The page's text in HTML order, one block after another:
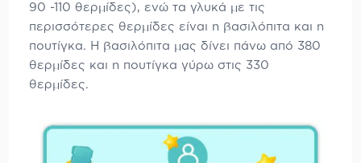
90 -110 θερμίδες), ενώ τα γλυκά με τις
περισσότερες θερμίδες είναι η βασιλόπιτα και η
πουτίγκα. Η βασιλόπιτα μας δίνει πάνω από 380
θερμίδες και η πουτίγκα γύρω στις 330
θερμίδες.